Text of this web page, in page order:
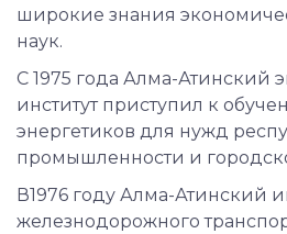
широкие знания
наук.
С 1975 года Алма-Атинский
институт приступил к
энергетиков для нужд
промышленности и
В1976 году Алма-Атинский
железнодорожного